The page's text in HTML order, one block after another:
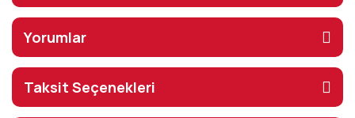
Yorumlar
Taksit Seçenekleri